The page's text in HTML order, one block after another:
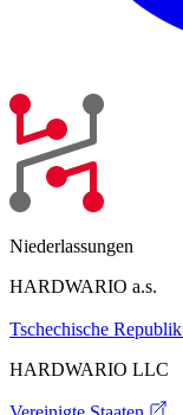
Niederlassungen
HARDWARIO a.s.
Tschechische Republik
HARDWARIO LLC